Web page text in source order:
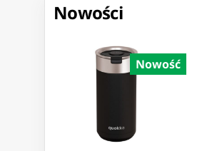
Nowości
Nowość